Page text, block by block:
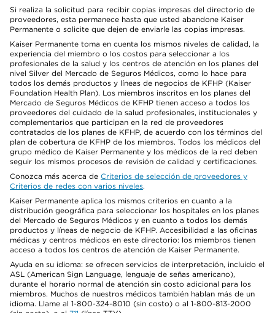
Si realiza la solicitud para recibir copias impresas del directorio de
proveedores, esta permanece hasta que usted abandone Kaiser
Permanente o solicite que dejen de enviarle las copias impresas.
Kaiser Permanente toma en cuenta los mismos niveles de calidad, la
experiencia del miembro o los costos para seleccionar a los
profesionales de la salud y los centros de atención en los planes del
nivel Silver del Mercado de Seguros Médicos, como lo hace para
todos los demás productos y líneas de negocios de KFHP (Kaiser
Foundation Health Plan). Los miembros inscritos en los planes del
Mercado de Seguros Médicos de KFHP tienen acceso a todos los
proveedores del cuidado de la salud profesionales, institucionales y
complementarios que participan en la red de proveedores
contratados de los planes de KFHP, de acuerdo con los términos del
plan de cobertura de KFHP de los miembros. Todos los médicos del
grupo médico de Kaiser Permanente y los médicos de la red deben
seguir los mismos procesos de revisión de calidad y certificaciones.
Conozca más acerca de Criterios de selección de proveedores y
Criterios de redes con varios niveles.
Kaiser Permanente aplica los mismos criterios en cuanto a la
distribución geográfica para seleccionar los hospitales en los planes
del Mercado de Seguros Médicos y en cuanto a todos los demás
productos y líneas de negocio de KFHP. Accesibilidad a las oficinas
médicas y centros médicos en este directorio: los miembros tienen
acceso a todos los centros de atención de Kaiser Permanente.
Ayuda en su idioma: se ofrecen servicios de interpretación, incluido el
ASL (American Sign Language, lenguaje de señas americano),
durante el horario normal de atención sin costo adicional para los
miembros. Muchos de nuestros médicos también hablan más de un
idioma. Llame al 1-800-324-8010 (sin costo) o al 1-800-813-2000